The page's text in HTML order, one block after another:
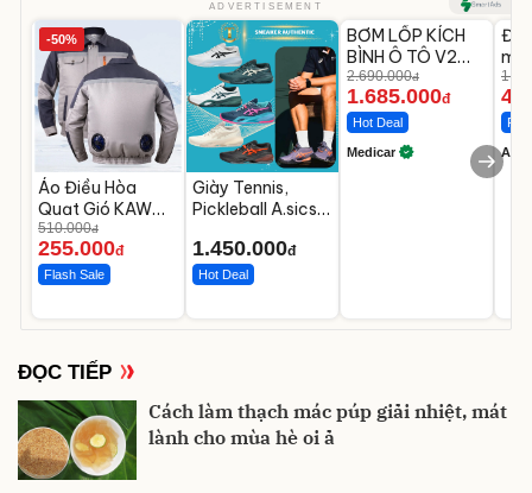
ADVERTISEMENT
-50%
Áo Điều Hòa
Quạt Gió KAW
Chưa Bao Gồm
Phụ Kiện Và Pin
510.000đ
255.000đ
Flash Sale
Giày Tennis,
Pickleball A.sics
Các Phối Màu
1.450.000đ
Hot Deal
-37%
BƠM LỐP KÍCH
BÌNH Ô TÔ V2
4IN1 Medicar
12.000mAh
2.690.000đ
1.685.000đ
Hot Deal
Medicar A
ĐỌC TIẾP
Cách làm thạch mác púp giải nhiệt, mát
lành cho mùa hè oi ả